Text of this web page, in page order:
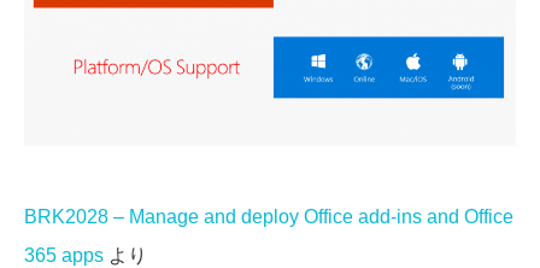
BRK2028 – Manage and deploy Office add-ins and Office
365 apps より